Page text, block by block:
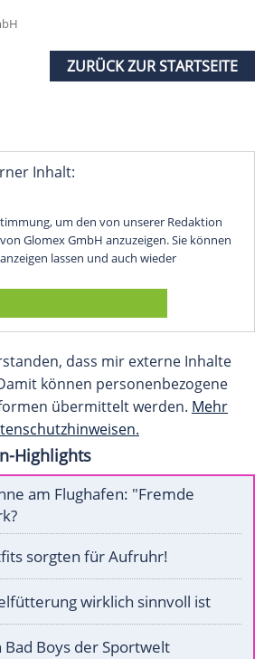
ZURÜCK ZUR STARTSEITE
Inhalt:
um den von unserer Redaktion
Glomex GmbH anzuzeigen. Sie können
lassen und auch wieder
dass mir externe Inhalte
können personenbezogene
übermittelt werden. Mehr
Highlights
am Flughafen: "Fremde
sorgten für Aufruhr!
wirklich sinnvoll ist
Boys der Sportwelt